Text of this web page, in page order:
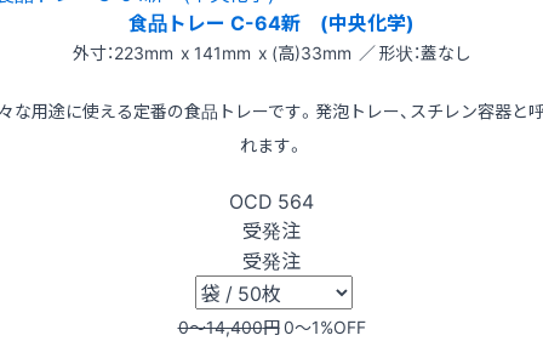
食品トレー C-64新 (中央化学)
外寸：223mm x 141mm x (高)33mm ／ 形状：蓋なし
な用途に使える定番の食品トレーです。発泡トレー、スチレン容器と
れます。
OCD 564
受発注
受発注
0〜14,400円0〜1%OFF